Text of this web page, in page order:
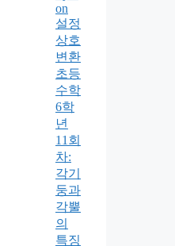
on
설정
상호
변환
초등
수학
6학
년
11회
차:
각기
둥과
각뿔
의
특징